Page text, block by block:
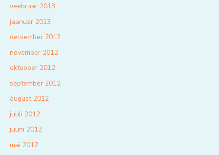
veebruar 2013
jaanuar 2013
detsember 2012
november 2012
oktoober 2012
september 2012
august 2012
juuli 2012
juuni 2012
mai 2012